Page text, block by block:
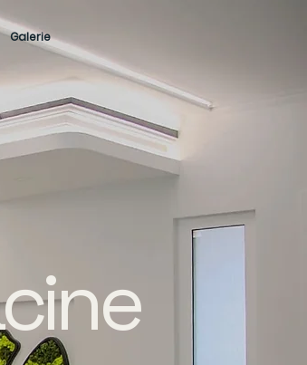
Galerie